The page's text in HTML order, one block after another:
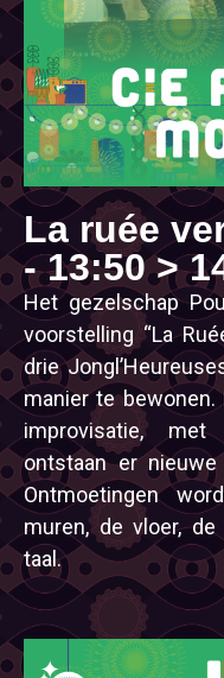
La ruée
- 13:50 >
Het gezelschap
voorstelling “La
drie
manier te
improvisatie,
ontstaan er
Ontmoetingen
muren, de vloer,
taal.